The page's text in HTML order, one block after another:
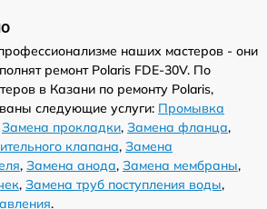
наших мастеров - они
ремонт Polaris FDE-30V. По
в Казани по ремонту Polaris,
следующие услуги: Промывка
Замена прокладки, Замена фланца,
клапана, Замена
, Замена анода, Замена мембраны,
, Замена труб поступления воды,
.